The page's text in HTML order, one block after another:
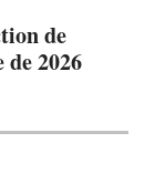
de
2026